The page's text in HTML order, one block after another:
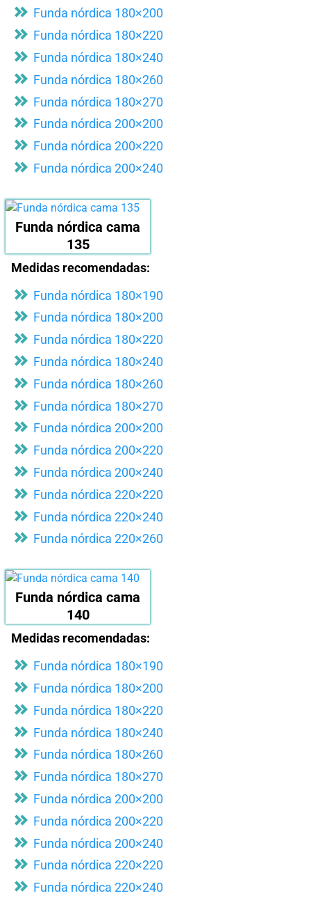
Funda nórdica 180×200
Funda nórdica 180×220
Funda nórdica 180×240
Funda nórdica 180×260
Funda nórdica 180×270
Funda nórdica 200×200
Funda nórdica 200×220
Funda nórdica 200×240
Funda nórdica cama
135
Medidas recomendadas:
Funda nórdica 180×190
Funda nórdica 180×200
Funda nórdica 180×220
Funda nórdica 180×240
Funda nórdica 180×260
Funda nórdica 180×270
Funda nórdica 200×200
Funda nórdica 200×220
Funda nórdica 200×240
Funda nórdica 220×220
Funda nórdica 220×240
Funda nórdica 220×260
Funda nórdica cama
140
Medidas recomendadas:
Funda nórdica 180×190
Funda nórdica 180×200
Funda nórdica 180×220
Funda nórdica 180×240
Funda nórdica 180×260
Funda nórdica 180×270
Funda nórdica 200×200
Funda nórdica 200×220
Funda nórdica 200×240
Funda nórdica 220×220
Funda nórdica 220×240